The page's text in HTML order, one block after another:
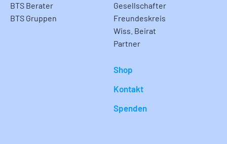
BTS Berater
BTS Gruppen
Gesellschafter
Freundeskreis
Wiss. Beirat
Partner
Shop
Kontakt
Spenden